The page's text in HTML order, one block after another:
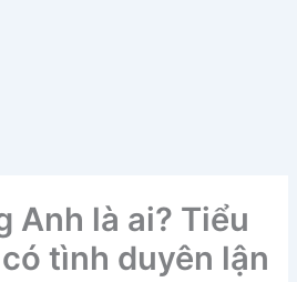
Anh là ai? Tiểu
tình duyên lận